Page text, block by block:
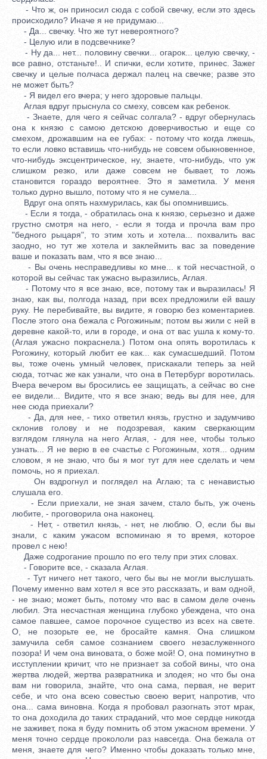
- Что ж, он приносил сюда с собой свечку, если это здесь
происходило? Иначе я не придумаю...
- Да... свечку. Что же тут невероятного?
- Целую или в подсвечнике?
- Ну да... нет... половину свечки... огарок... целую свечку, -
все равно, отстаньте!.. И спички, если хотите, принес. Зажег
свечку и целые полчаса держал палец на свечке; разве это
не может быть?
- Я видел его вчера; у него здоровые пальцы.
Аглая вдруг прыснула со смеху, совсем как ребенок.
- Знаете, для чего я сейчас солгала? - вдруг обернулась
она к князю с самою детскою доверчивостью и еще со
смехом, дрожавшим на ее губах: - потому что когда лжешь,
то если ловко вставишь что-нибудь не совсем обыкновенное,
что-нибудь эксцентрическое, ну, знаете, что-нибудь, что уж
слишком резко, или даже совсем не бывает, то ложь
становится гораздо вероятнее. Это я заметила. У меня
только дурно вышло, потому что я не сумела...
Вдруг она опять нахмурилась, как бы опомнившись.
- Если я тогда, - обратилась она к князю, серьезно и даже
грустно смотря на него, - если я тогда и прочла вам про
"бедного рыцаря", то этим хоть и хотела... похвалить вас
заодно, но тут же хотела и заклеймить вас за поведение
ваше и показать вам, что я все знаю...
- Вы очень несправедливы ко мне... к той несчастной, о
которой вы сейчас так ужасно выразились, Аглая.
- Потому что я все знаю, все, потому так и выразилась! Я
знаю, как вы, полгода назад, при всех предложили ей вашу
руку. Не перебивайте, вы видите, я говорю без коментариев.
После этого она бежала с Рогожиным; потом вы жили с ней в
деревне какой-то, или в городе, и она от вас ушла к кому-то.
(Аглая ужасно покраснела.) Потом она опять воротилась к
Рогожину, который любит ее как... как сумасшедший. Потом
вы, тоже очень умный человек, прискакали теперь за ней
сюда, тотчас же как узнали, что она в Петербург воротилась.
Вчера вечером вы бросились ее защищать, а сейчас во сне
ее видели... Видите, что я все знаю; ведь вы для нее, для
нее сюда приехали?
- Да, для нее, - тихо ответил князь, грустно и задумчиво
склонив голову и не подозревая, каким сверкающим
взглядом глянула на него Аглая, - для нее, чтобы только
узнать... Я не верю в ее счастье с Рогожиным, хотя... одним
словом, я не знаю, что бы я мог тут для нее сделать и чем
помочь, но я приехал.
Он вздрогнул и поглядел на Аглаю; та с ненавистью
слушала его.
- Если приехали, не зная зачем, стало быть, уж очень
любите, - проговорила она наконец.
- Нет, - ответил князь, - нет, не люблю. О, если бы вы
знали, с каким ужасом вспоминаю я то время, которое
провел с нею!
Даже содрогание прошло по его телу при этих словах.
- Говорите все, - сказала Аглая.
- Тут ничего нет такого, чего бы вы не могли выслушать.
Почему именно вам хотел я все это рассказать, и вам одной,
- не знаю; может быть, потому что вас в самом деле очень
любил. Эта несчастная женщина глубоко убеждена, что она
самое павшее, самое порочное существо из всех на свете.
О, не позорьте ее, не бросайте камня. Она слишком
замучила себя самое сознанием своего незаслуженного
позора! И чем она виновата, о боже мой! О, она поминутно в
исступлении кричит, что не признает за собой вины, что она
жертва людей, жертва развратника и злодея; но что бы она
вам ни говорила, знайте, что она сама, первая, не верит
себе, и что она всею совестью своею верит, напротив, что
она... сама виновна. Когда я пробовал разогнать этот мрак,
то она доходила до таких страданий, что мое сердце никогда
не заживет, пока я буду помнить об этом ужасном времени. У
меня точно сердце прокололи раз навсегда. Она бежала от
меня, знаете для чего? Именно чтобы доказать только мне,